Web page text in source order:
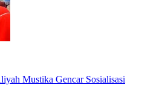
Mustika Gencar Sosialisasi